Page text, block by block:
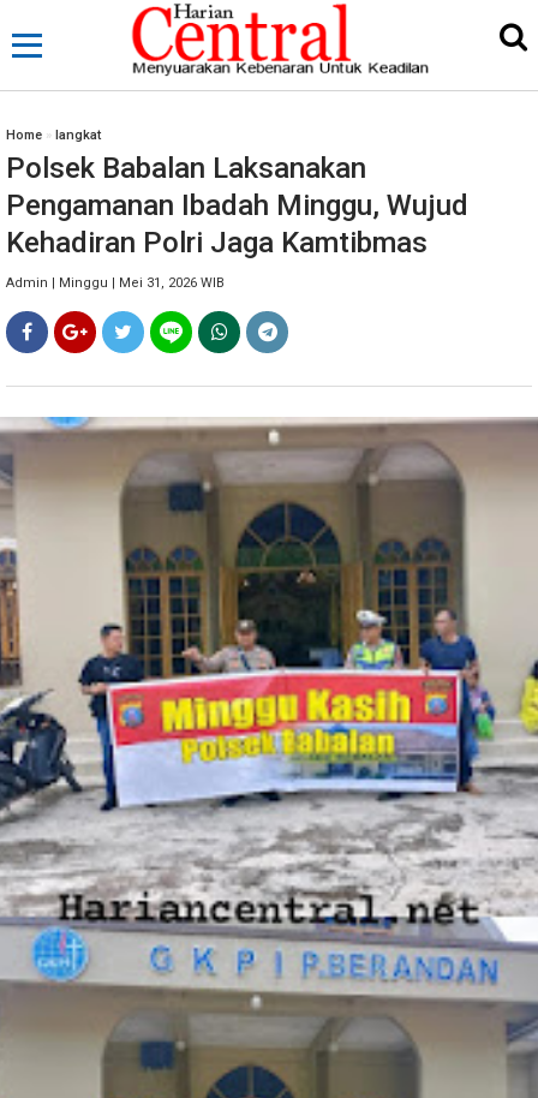
Home » langkat
Polsek Babalan Laksanakan
Pengamanan Ibadah Minggu, Wujud
Kehadiran Polri Jaga Kamtibmas
Admin | Minggu | Mei 31, 2026 WIB